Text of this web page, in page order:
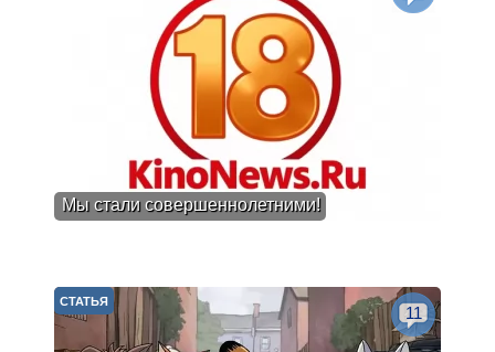
Мы стали совершеннолетними!
СТАТЬЯ
11